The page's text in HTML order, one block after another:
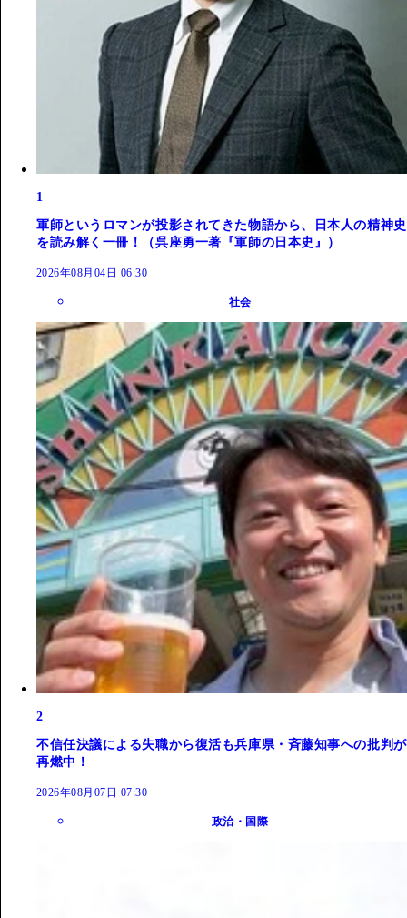
1
軍師というロマンが投影されてきた物語から、日本人の精神史
を読み解く一冊！（呉座勇一著『軍師の日本史』）
2026年08月04日 06:30
社会
2
不信任決議による失職から復活も兵庫県・斉藤知事への批判が
再燃中！
2026年08月07日 07:30
政治・国際